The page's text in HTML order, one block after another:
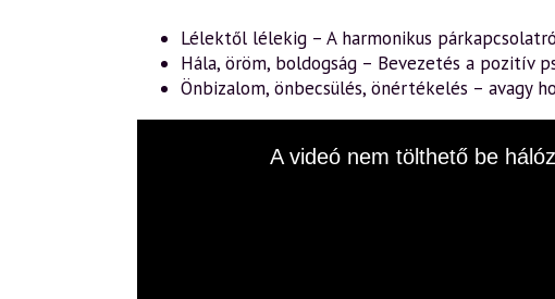
Lélektől lélekig – A harmonikus
Hála, öröm, boldogság – Bevezetés a pozitív
Önbizalom, önbecsülés, önértékelés – avagy
A videó nem tölthető be